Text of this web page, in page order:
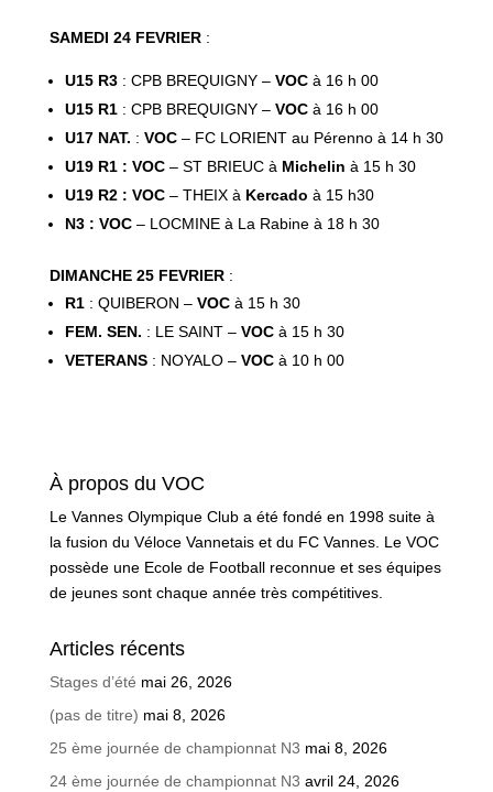
SAMEDI 24 FEVRIER:
U15 R3: CPB BREQUIGNY – VOCà 16 h 00
U15 R1: CPB BREQUIGNY – VOCà 16 h 00
U17 NAT. : VOC– FC LORIENT au Pérenno à 14 h 30
U19 R1 : VOC– ST BRIEUC à Michelin à 15 h 30
U19 R2 : VOC– THEIX à Kercado à 15 h30
N3 : VOC– LOCMINE à La Rabine à 18 h 30
DIMANCHE 25 FEVRIER:
R1: QUIBERON – VOCà 15 h 30
FEM. SEN. : LE SAINT – VOCà 15 h 30
VETERANS: NOYALO –VOCà 10 h 00
À propos du VOC
Le Vannes Olympique Club a été fondé en 1998 suite à
la fusion du Véloce Vannetais et du FC Vannes. Le VOC
possède une Ecole de Football reconnue et ses équipes
de jeunes sont chaque année très compétitives.
Articles récents
Stages d’été mai 26, 2026
(pas de titre) mai 8, 2026
25 ème journée de championnat N3 mai 8, 2026
24 ème journée de championnat N3 avril 24, 2026